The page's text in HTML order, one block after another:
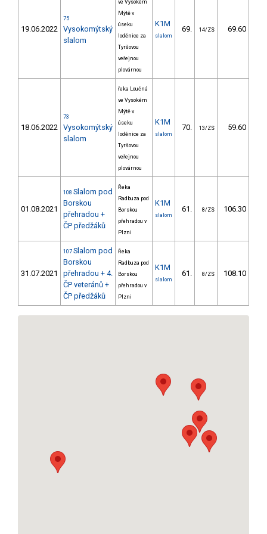
19.06.2022
75
Vysokomýtský
slalom
ve Vysokém
Mýtě v
úseku
loděnice za
Tyršovou
veřejnou
plovárnou
K1M
slalom
69. 14/ZS 69.60
18.06.2022
73
Vysokomýtský
slalom
řeka Loučná
ve Vysokém
Mýtě v
úseku
loděnice za
Tyršovou
veřejnou
plovárnou
K1M
slalom
70. 13/ZS 59.60
01.08.2021
108 Slalom pod
Borskou
přehradou +
ČP předžáků
Řeka
Radbuza pod
Borskou
přehradou v
Plzni
K1M
slalom
61. 8/ZS 106.30
31.07.2021
107 Slalom pod
Borskou
přehradou + 4.
ČP veteránů +
ČP předžáků
Řeka
Radbuza pod
Borskou
přehradou v
Plzni
K1M
slalom
61. 8/ZS 108.10